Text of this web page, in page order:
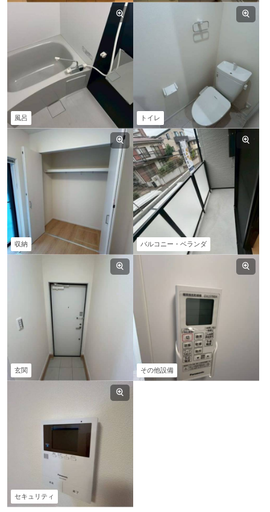
風呂 トイレ
収納 バルコニー・ベランダ
玄関 その他設備
セキュリティ